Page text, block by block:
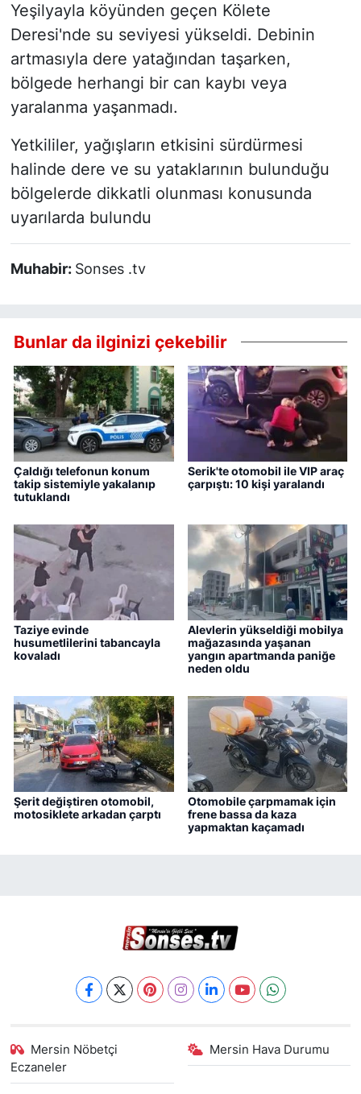
Yeşilyayla köyünden geçen Kölete
Deresi'nde su seviyesi yükseldi. Debinin
artmasıyla dere yatağından taşarken,
bölgede herhangi bir can kaybı veya
yaralanma yaşanmadı.
Yetkililer, yağışların etkisini sürdürmesi
halinde dere ve su yataklarının bulunduğu
bölgelerde dikkatli olunması konusunda
uyarılarda bulundu
Muhabir: Sonses .tv
Bunlar da ilginizi çekebilir
Çaldığı telefonun konum
takip sistemiyle yakalanıp
tutuklandı
Serik'te otomobil ile VIP araç
çarpıştı: 10 kişi yaralandı
Taziye evinde
husumetlilerini tabancayla
kovaladı
Alevlerin yükseldiği mobilya
mağazasında yaşanan
yangın apartmanda paniğe
neden oldu
Şerit değiştiren otomobil,
motosiklete arkadan çarptı
Otomobile çarpmamak için
frene bassa da kaza
yapmaktan kaçamadı
Mersin Nöbetçi
Eczaneler
Mersin Hava Durumu